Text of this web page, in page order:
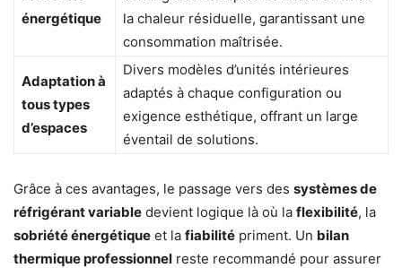
énergétique
la chaleur résiduelle, garantissant une
consommation maîtrisée.
Adaptation à
tous types
d’espaces
Divers modèles d’unités intérieures
adaptés à chaque configuration ou
exigence esthétique, offrant un large
éventail de solutions.
Grâce à ces avantages, le passage vers des systèmes de
réfrigérant variable devient logique là où la flexibilité, la
sobriété énergétique et la fiabilité priment. Un bilan
thermique professionnel reste recommandé pour assurer